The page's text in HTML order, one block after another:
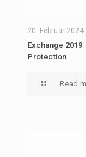
20. Februar 2024
Exchange
Protection
Read